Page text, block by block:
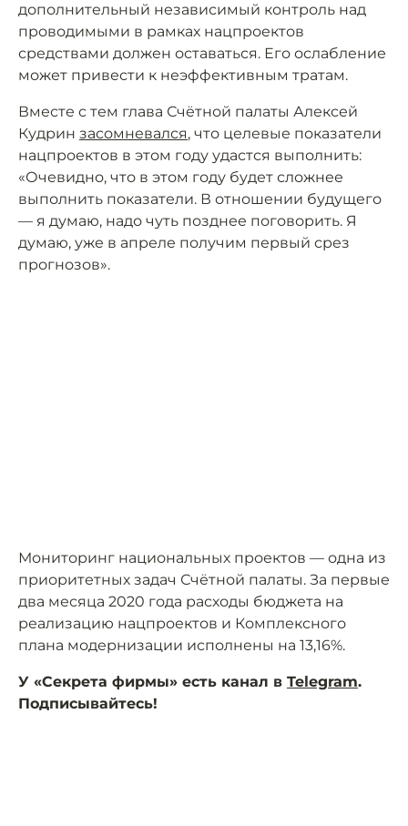
дополнительный независимый контроль над
проводимыми в рамках нацпроектов
средствами должен оставаться. Его ослабление
может привести к неэффективным тратам.
Вместе с тем глава Счётной палаты Алексей
Кудрин засомневался, что целевые показатели
нацпроектов в этом году удастся выполнить:
«Очевидно, что в этом году будет сложнее
выполнить показатели. В отношении будущего
— я думаю, надо чуть позднее поговорить. Я
думаю, уже в апреле получим первый срез
прогнозов».
Мониторинг национальных проектов — одна из
приоритетных задач Счётной палаты. За первые
два месяца 2020 года расходы бюджета на
реализацию нацпроектов и Комплексного
плана модернизации исполнены на 13,16%.
У «Секрета фирмы» есть канал в Telegram.
Подписывайтесь!